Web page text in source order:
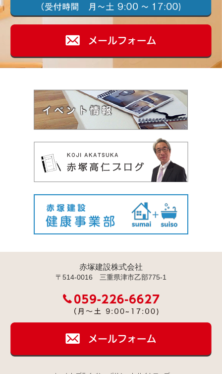
赤塚建設株式会社
〒514-0016 三重県津市乙部775-1